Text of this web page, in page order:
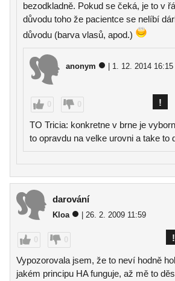
bezodkladně. Pokud se čeká, je to v
důvodu toho že pacientce se nelíbí
důvodu (barva vlasů, apod.)
anonym | 1. 12. 2014 16:15
0 0 !
TO Tricia: konkretne v brne je
to opravdu na velke urovni a take to
darování
Kloa | 26. 2. 2009 11:59
0 0 !
Vypozorovala jsem, že to neví hodně
jakém principu HA funguje, až mě to